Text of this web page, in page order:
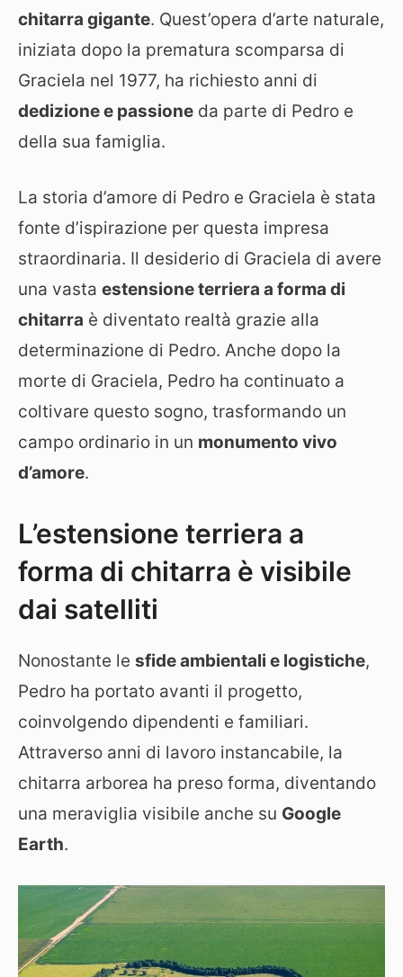
chitarra gigante. Quest’opera d’arte naturale,
iniziata dopo la prematura scomparsa di
Graciela nel 1977, ha richiesto anni di
dedizione e passione da parte di Pedro e
della sua famiglia.
La storia d’amore di Pedro e Graciela è stata
fonte d’ispirazione per questa impresa
straordinaria. Il desiderio di Graciela di avere
una vasta estensione terriera a forma di
chitarra è diventato realtà grazie alla
determinazione di Pedro. Anche dopo la
morte di Graciela, Pedro ha continuato a
coltivare questo sogno, trasformando un
campo ordinario in un monumento vivo
d’amore.
L’estensione terriera a
forma di chitarra è visibile
dai satelliti
Nonostante le sfide ambientali e logistiche,
Pedro ha portato avanti il progetto,
coinvolgendo dipendenti e familiari.
Attraverso anni di lavoro instancabile, la
chitarra arborea ha preso forma, diventando
una meraviglia visibile anche su Google
Earth.